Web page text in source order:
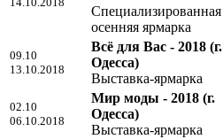
Специализированная
осенняя ярмарка
09.10
13.10.2018
Всё для Вас - 2018 (г.
Одесса)
Выставка-ярмарка
02.10
06.10.2018
Мир моды - 2018 (г.
Одесса)
Выставка-ярмарка